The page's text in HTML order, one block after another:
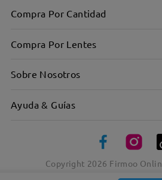
Versátil y sutil con suave
Compra Por Cantidad
Compra Por Lentes
Sobre Nosotros
Ayuda & Guías
Copyright 2026 Firmoo